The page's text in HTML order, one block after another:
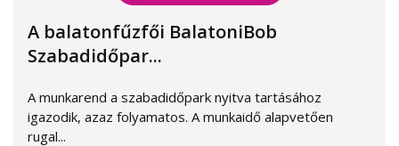
A balatonfűzfői BalatoniBob
Szabadidőpar...
A munkarend a szabadidőpark nyitva tartásához
igazodik, azaz folyamatos. A munkaidő alapvetően
rugal...